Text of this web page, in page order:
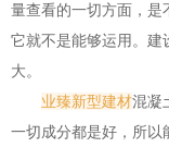
量查看的一切方面，是
它就不是能够运用。建
大。
业臻新型建材混凝
一切成分都是好，所以